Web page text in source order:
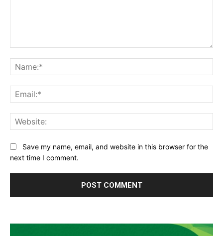
Save my name, email, and website in this browser for the
next time I comment.